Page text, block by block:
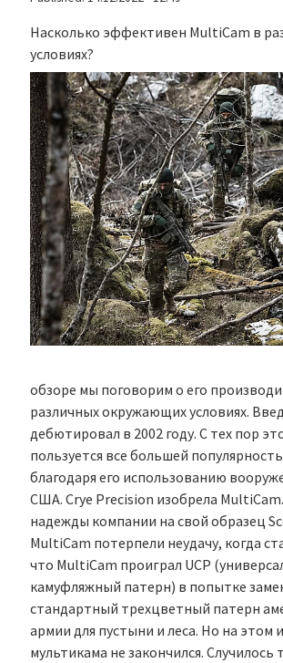
Насколько эффективен MultiCam в
условиях?
обзоре мы поговорим о его
различных окружающих условиях.
дебютировал в 2002 году. С тех пор
пользуется все большей
благодаря его использованию
США. Crye Precision изобрела
надежды компании на свой образец
MultiCam потерпели неудачу, когда
что MultiCam проиграл UCP
камуфляжный патерн) в попытке
стандартный трехцветный патерн
армии для пустыни и леса. Но на этом
мультикама не закончился. Случилось